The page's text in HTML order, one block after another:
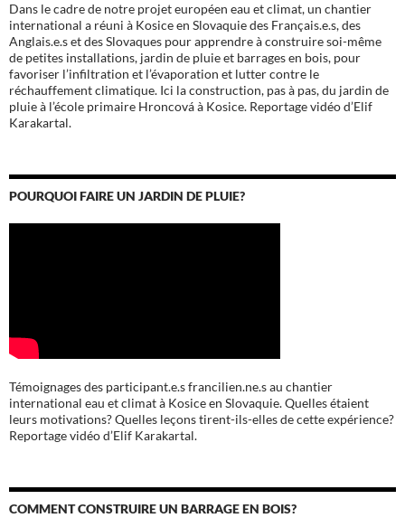
Dans le cadre de notre projet européen eau et climat, un chantier
international a réuni à Kosice en Slovaquie des Français.e.s, des
Anglais.e.s et des Slovaques pour apprendre à construire soi-même
de petites installations, jardin de pluie et barrages en bois, pour
favoriser l’infiltration et l’évaporation et lutter contre le
réchauffement climatique. Ici la construction, pas à pas, du jardin de
pluie à l’école primaire Hroncová à Kosice. Reportage vidéo d’Elif
Karakartal.
POURQUOI FAIRE UN JARDIN DE PLUIE?
Témoignages des participant.e.s francilien.ne.s au chantier
international eau et climat à Kosice en Slovaquie. Quelles étaient
leurs motivations? Quelles leçons tirent-ils-elles de cette expérience?
Reportage vidéo d’Elif Karakartal.
COMMENT CONSTRUIRE UN BARRAGE EN BOIS?